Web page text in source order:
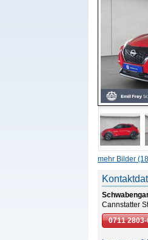
mehr Bilder
Cannstatter
0711